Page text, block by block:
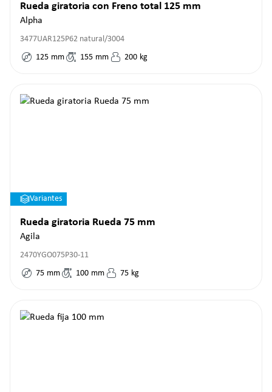
Rueda giratoria con Freno total 125 mm
Alpha
3477UAR125P62 natural/3004
125 mm 155 mm 200 kg
Variantes
Rueda giratoria Rueda 75 mm
Agila
2470YGO075P30-11
75 mm 100 mm 75 kg